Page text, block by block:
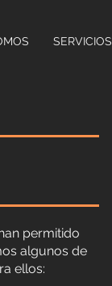
SERVICIOS
permitido
algunos de
ellos: